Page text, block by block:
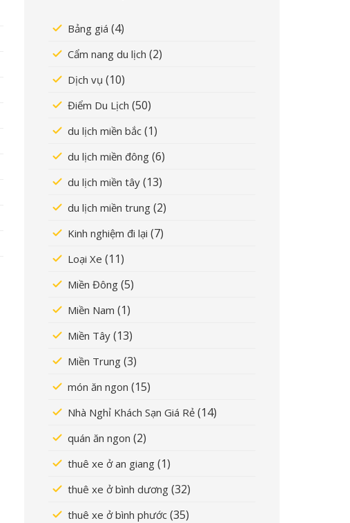
Bảng giá (4)
Cẩm nang du lịch (2)
Dịch vụ (10)
Điểm Du Lịch (50)
du lịch miền bắc (1)
du lịch miền đông (6)
du lịch miền tây (13)
du lịch miền trung (2)
Kinh nghiệm đi lại (7)
Loại Xe (11)
Miền Đông (5)
Miền Nam (1)
Miền Tây (13)
Miền Trung (3)
món ăn ngon (15)
Nhà Nghỉ Khách Sạn Giá Rẻ (14)
quán ăn ngon (2)
thuê xe ở an giang (1)
thuê xe ở bình dương (32)
thuê xe ở bình phước (35)